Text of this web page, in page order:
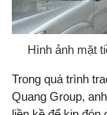
Hình ảnh mặt
Trong quá trình
Quang Group,